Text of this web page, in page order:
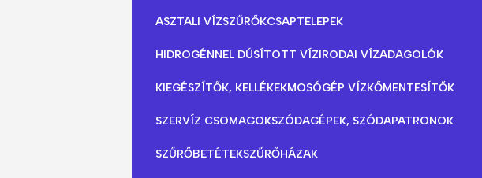
ASZTALI VÍZSZŰRŐKCSAPTELEPEK
HIDROGÉNNEL DÚSÍTOTT VÍZIRODAI VÍZADAGOLÓK
KIEGÉSZÍTŐK, KELLÉKEKMOSÓGÉP VÍZKŐMENTESÍTŐK
SZERVÍZ CSOMAGOKSZÓDAGÉPEK, SZÓDAPATRONOK
SZŰRŐBETÉTEKSZŰRŐHÁZAK